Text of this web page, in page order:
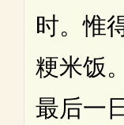
时。惟
粳米饭
最后一